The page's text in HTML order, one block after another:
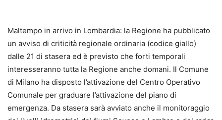
Maltempo in arrivo in Lombardia: la Regione ha pubblicato
un avviso di criticità regionale ordinaria (codice giallo)
dalle 21 di stasera ed è previsto che forti temporali
interesseranno tutta la Regione anche domani. Il Comune
di Milano ha disposto l’attivazione del Centro Operativo
Comunale per graduare l’attivazione del piano di
emergenza. Da stasera sarà avviato anche il monitoraggio